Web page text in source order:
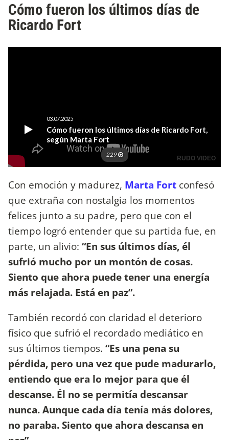
Cómo fueron los últimos días de
Ricardo Fort
Con emoción y madurez, Marta Fort confesó
que extraña con nostalgia los momentos
felices junto a su padre, pero que con el
tiempo logró entender que su partida fue, en
parte, un alivio: “En sus últimos días, él
sufrió mucho por un montón de cosas.
Siento que ahora puede tener una energía
más relajada. Está en paz”.
También recordó con claridad el deterioro
físico que sufrió el recordado mediático en
sus últimos tiempos. “Es una pena su
pérdida, pero una vez que pude madurarlo,
entiendo que era lo mejor para que él
descanse. Él no se permitía descansar
nunca. Aunque cada día tenía más dolores,
no paraba. Siento que ahora descansa en